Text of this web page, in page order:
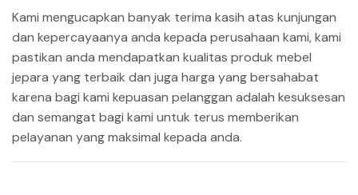
Kami mengucapkan banyak terima kasih atas kunjungan
dan kepercayaanya anda kepada perusahaan kami, kami
pastikan anda mendapatkan kualitas produk mebel
jepara yang terbaik dan juga harga yang bersahabat
karena bagi kami kepuasan pelanggan adalah kesuksesan
dan semangat bagi kami untuk terus memberikan
pelayanan yang maksimal kepada anda.